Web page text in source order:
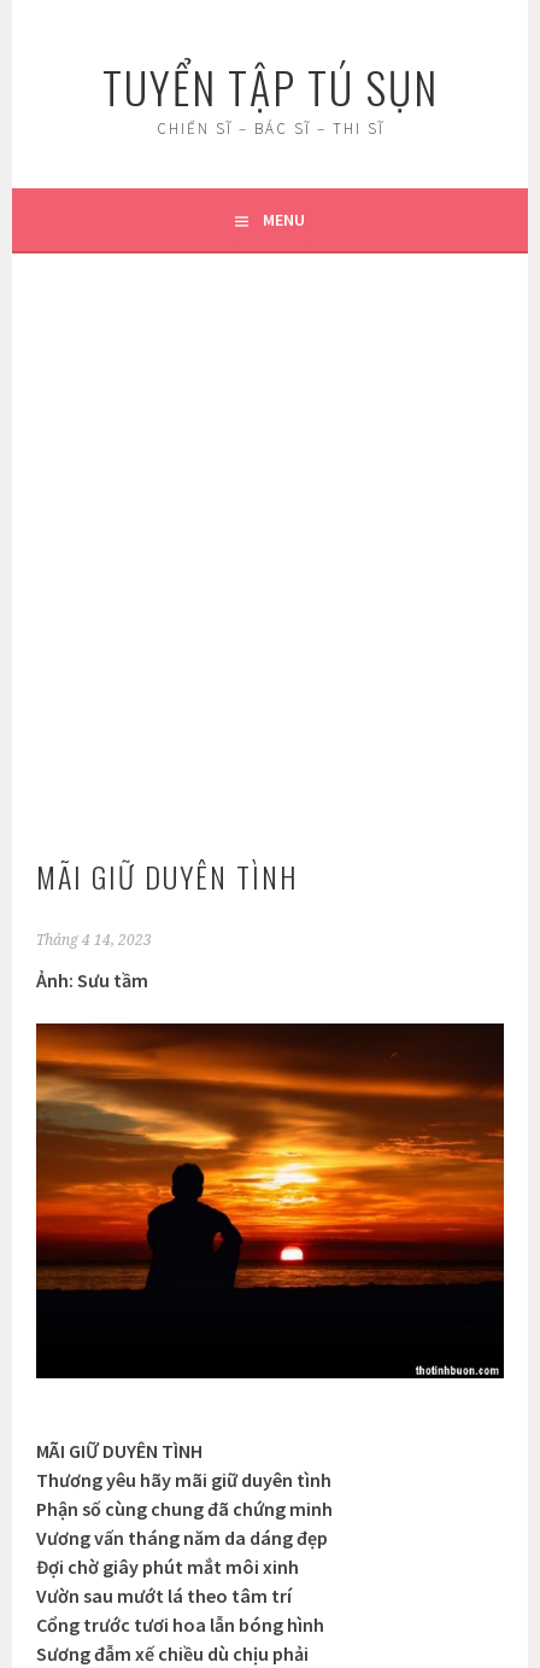
TUYỂN TẬP TÚ SỤN
CHIẾN SĨ – BÁC SĨ – THI SĨ
MENU
MÃI GIỮ DUYÊN TÌNH
Tháng 4 14, 2023
Ảnh: Sưu tầm
MÃI GIỮ DUYÊN TÌNH
Thương yêu hãy mãi giữ duyên tình
Phận số cùng chung đã chứng minh
Vương vấn tháng năm da dáng đẹp
Đợi chờ giây phút mắt môi xinh
Vườn sau mướt lá theo tâm trí
Cổng trước tươi hoa lẫn bóng hình
Sương đẫm xế chiều dù chịu phải